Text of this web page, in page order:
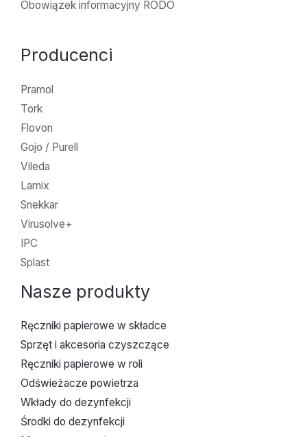
Obowiązek informacyjny RODO
Producenci
Pramol
Tork
Flovon
Gojo / Purell
Vileda
Lamix
Snekkar
Virusolve+
IPC
Splast
Nasze produkty
Ręczniki papierowe w składce
Sprzęt i akcesoria czyszczące
Ręczniki papierowe w roli
Odświeżacze powietrza
Wkłady do dezynfekcji
Środki do dezynfekcji